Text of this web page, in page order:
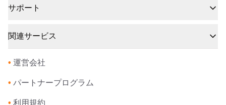
サポート
関連サービス
• 運営会社
• パートナープログラム
• 利用規約